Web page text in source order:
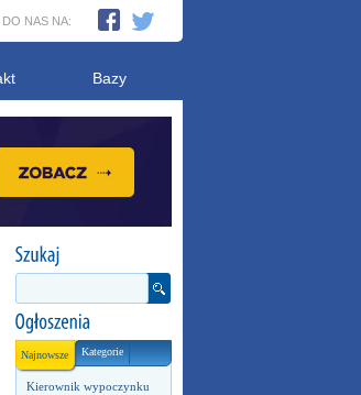
NAS NA:
Bazy
Najnowsze Kategorie
Kierownik wypoczynku